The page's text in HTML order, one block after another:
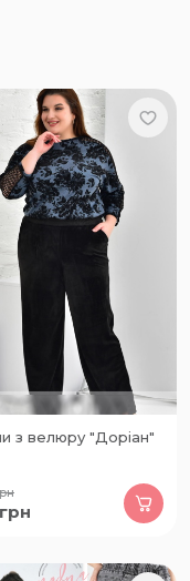
з велюру "Доріан"
грн